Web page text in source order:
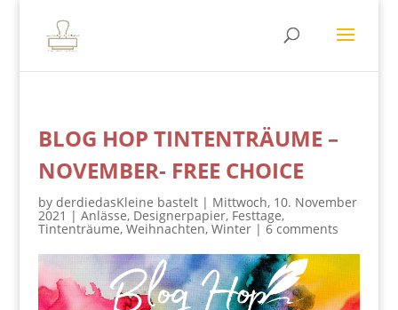
BLOG HOP TINTENTRÄUME –
NOVEMBER- FREE CHOICE
by derdiedasKleine bastelt| Mittwoch, 10. November
2021 | Anlässe, Designerpapier, Festtage,
Tintenträume, Weihnachten, Winter| 6 comments